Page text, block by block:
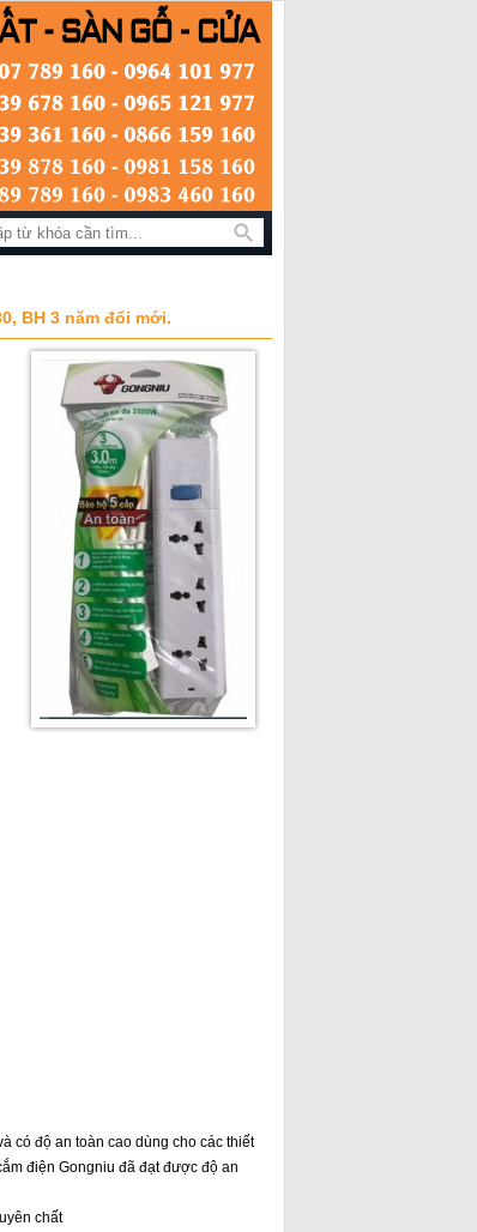
Tìm kiếm
BH 3 năm đổi mới.
có độ an toàn cao dùng cho các thiết
điện Gongniu đã đạt được độ an
chất